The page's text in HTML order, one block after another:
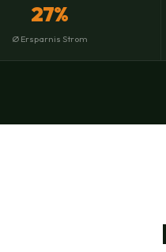
27%
Ø Ersparnis Strom